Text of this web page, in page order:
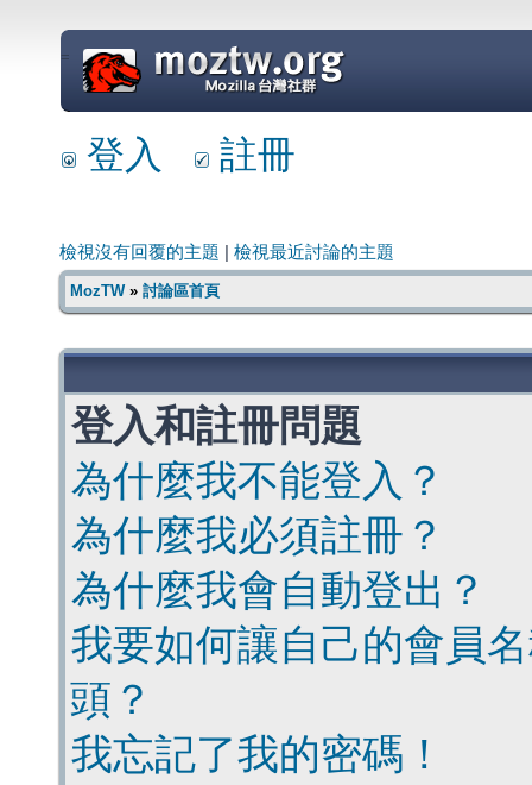
=
登入 註冊
檢視沒有回覆的主題 檢視最近討論的主題
MozTW» 討論區首頁
登入和註冊問題
為什麼我不能登入？
為什麼我必須註冊？
為什麼我會自動登出？
我要如何讓自己的會員
頭？
我忘記了我的密碼！